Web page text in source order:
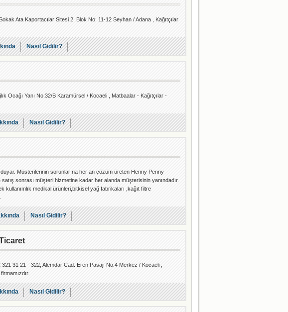
Ata Kaportacılar Sitesi 2. Blok No: 11-12 Seyhan / Adana , Kağıtçılar
Nasıl Gidilir?
Ocağı Yanı No:32/B Karamürsel / Kocaeli , Matbaalar - Kağıtçılar -
Nasıl Gidilir?
Müsterilerinin sorunlarına her an çözüm üreten Henny Penny
sonrası müşteri hizmetine kadar her alanda müşterisinin yanındadır.
medikal ürünleri,bitkisel yağ fabrikaları ,kağıt filtre
Nasıl Gidilir?
31 21 - 322, Alemdar Cad. Eren Pasajı No:4 Merkez / Kocaeli ,
Nasıl Gidilir?